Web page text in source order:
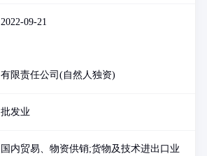
2022-09-21
有限责任公司(自然人独资)
批发业
国内贸易、物资供销;货物及技术进出口业